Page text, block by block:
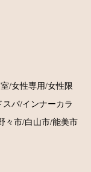
/女性専用/女性限
パ/インナーカラ
々市/白山市/能美市